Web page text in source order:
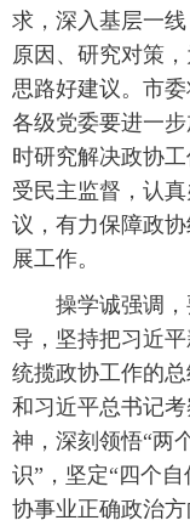
求，深入基层一
原因、研究对策
思路好建议。市
各级党委要进一
时研究解决政协
受民主监督，认
议，有力保障政
展工作。
操学诚强调，
导，坚持把习近
统揽政协工作的
和习近平总书记
神，深刻领悟“两
识”，坚定“四个
协事业正确政治